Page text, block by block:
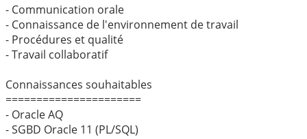
- Communication orale
- Connaissance de l'environnement de travail
- Procédures et qualité
- Travail collaboratif
Connaissances souhaitables
======================
- Oracle AQ
- SGBD Oracle 11 (PL/SQL)